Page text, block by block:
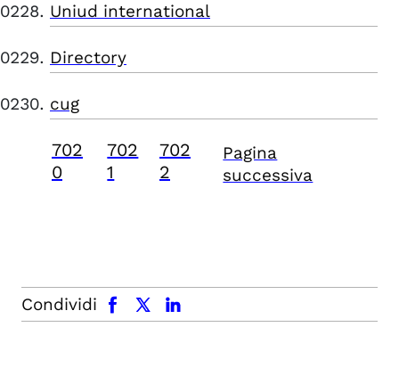
Uniud international
Directory
cug
702
0
702
1
702
2
Pagina
successiva
Condividi
facebook x.com linkedin